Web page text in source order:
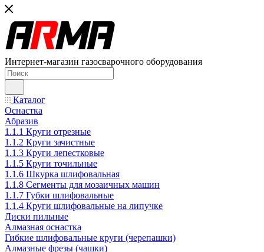
Интернет-магазин газосварочного оборудования
Каталог
Оснастка
Абразив
1.1.1 Круги отрезные
1.1.2 Круги зачистные
1.1.3 Круги лепестковые
1.1.5 Круги точильные
1.1.6 Шкурка шлифовальная
1.1.8 Сегменты для мозаичных машин
1.1.7 Губки шлифовальные
1.1.4 Круги шлифовальные на липучке
Диски пильные
Алмазная оснастка
Гибкие шлифовальные круги (черепашки)
Алмазные фрезы (чашки)